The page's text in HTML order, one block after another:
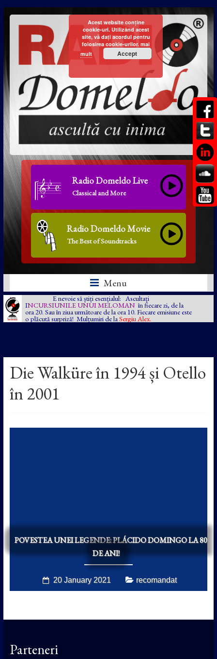
Radio Domeldo Live
Classical and More
Radio Domeldo Movie
The Best of Soundtracks
Menu
E nevoie să știți esențialul: Ascultați
INCURSIUNILE UNUI MELOMAN în fiecare zi, de la
ora 20. Sau în ziua următoare de la ora 10. Fiecare emisiune este
o plăcută surpriză! Mulțumiri de la Sergiu Alex.
Die Walküre în 1994 și Otello
în 2001
POVESTEA UNEI LEGENDE: PLÁCIDO DOMINGO LA 80
DE ANI!
20 January 2021 recomandat
Parteneri
Acest website conține
cookie-uri. Utilizând acest
site, vă dați acordul pentru
folosirea cookie-urilor. mai
mult
Accept